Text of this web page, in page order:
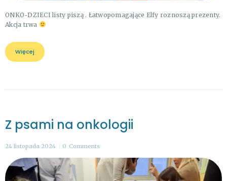
ONKO-DZIECI listy piszą . Łatwopomagające Elfy roznoszą prezenty.
Akcja trwa
Więcej
Z psami na onkologii
24 listopada 2024 0 Comments